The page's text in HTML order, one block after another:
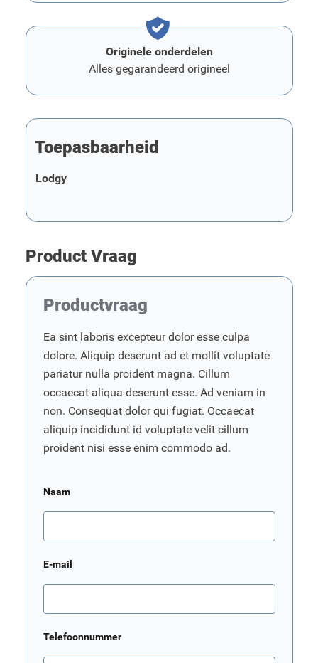
Originele onderdelen
Alles gegarandeerd origineel
Toepasbaarheid
Lodgy
Product Vraag
Productvraag
Ea sint laboris excepteur dolor esse culpa
dolore. Aliquip deserunt ad et mollit voluptate
pariatur nulla proident magna. Cillum
occaecat aliqua deserunt esse. Ad veniam in
non. Consequat dolor qui fugiat. Occaecat
aliquip incididunt id voluptate velit cillum
proident nisi esse enim commodo ad.
Naam
E-mail
Telefoonnummer